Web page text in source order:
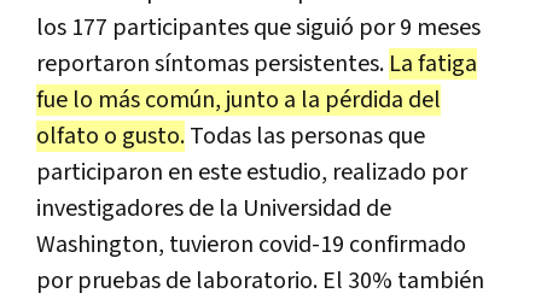
los 177 participantes que siguió por 9 meses
reportaron síntomas persistentes. La fatiga
fue lo más común, junto a la pérdida del
olfato o gusto.Todas las personas que
participaron en este estudio, realizado por
investigadores de la Universidad de
Washington, tuvieron covid-19 confirmado
por pruebas de laboratorio. El 30% también